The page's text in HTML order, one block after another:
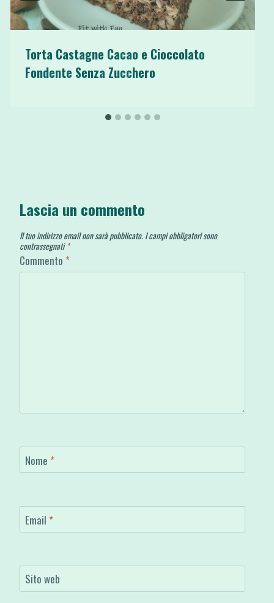
Torta Castagne Cacao e Cioccolato
Fondente Senza Zucchero
Lascia un commento
Il tuo indirizzo email non sarà pubblicato. I campi obbligatori sono
contrassegnati *
Commento *
Nome *
Email *
Sito web